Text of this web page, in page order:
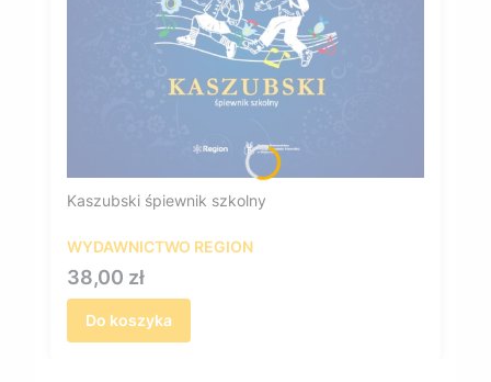
Kaszubski śpiewnik szkolny
WYDAWNICTWO REGION
Cena
38,00 zł
Do koszyka